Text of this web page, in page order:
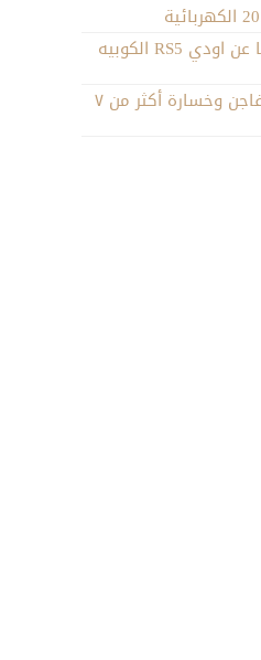
9 أشياء لا تعرفها عن اودي RS5 الكوبيه
فضيحة فولكس فاجن وخسارة أكثر من ٧